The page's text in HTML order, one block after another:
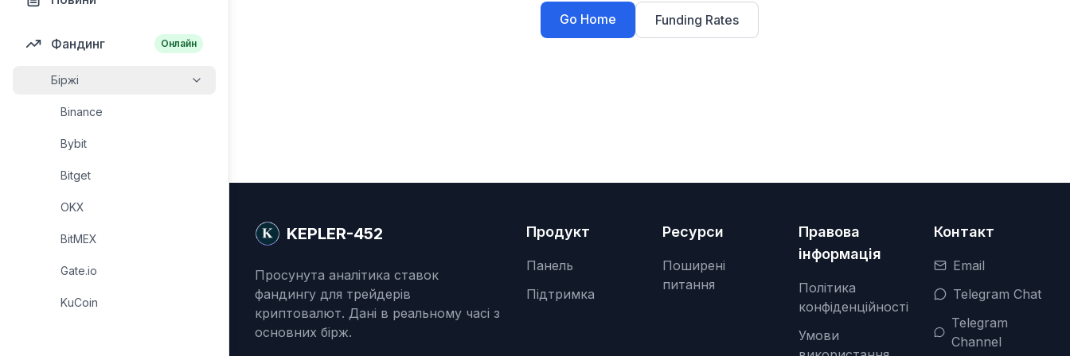
Фандинг Онлайн
Біржі
Binance
Bybit
Bitget
OKX
BitMEX
Gate.io
KuCoin
Go Home Funding Rates
KEPLER-452
Просунута аналітика ставок
фандингу для трейдерів
криптовалют. Дані в реальному часі з
основних бірж.
Продукт
Панель
Підтримка
Ресурси
Поширені
питання
Правова
інформація
Політика
конфіденційності
Умови
Контакт
Email
Telegram Chat
Telegram
Channel